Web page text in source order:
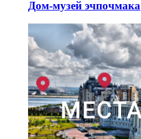
Дом-музей эчпочмака